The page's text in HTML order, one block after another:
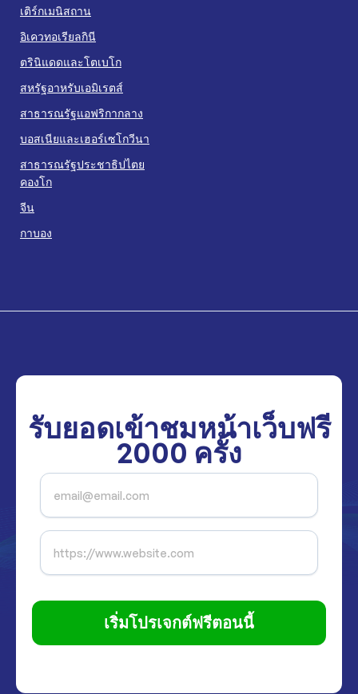
เติร์กเมนิสถาน
อิเควทอเรียลกินี
ตรินิแดดและโตเบโก
สหรัฐอาหรับเอมิเรตส์
สาธารณรัฐแอฟริกากลาง
บอสเนียและเฮอร์เซโกวีนา
สาธารณรัฐประชาธิปไตย
คองโก
จีน
กาบอง
รับยอดเข้าชมหน้าเว็บฟรี
2000 ครั้ง
เริ่มโปรเจกต์ฟรีตอนนี้